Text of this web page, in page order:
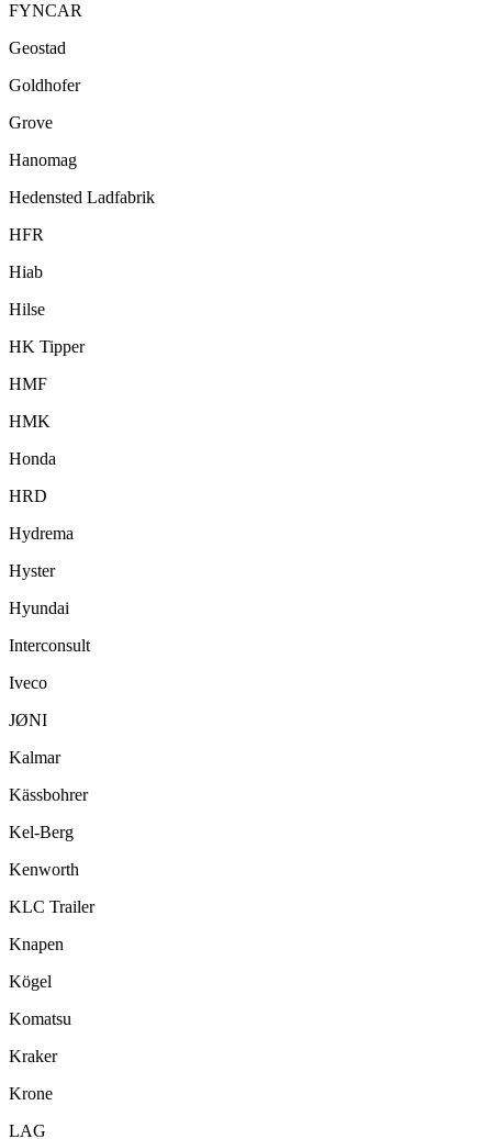
FYNCAR
Geostad
Goldhofer
Grove
Hanomag
Hedensted Ladfabrik
HFR
Hiab
Hilse
HK Tipper
HMF
HMK
Honda
HRD
Hydrema
Hyster
Hyundai
Interconsult
Iveco
JØNI
Kalmar
Kässbohrer
Kel-Berg
Kenworth
KLC Trailer
Knapen
Kögel
Komatsu
Kraker
Krone
LAG